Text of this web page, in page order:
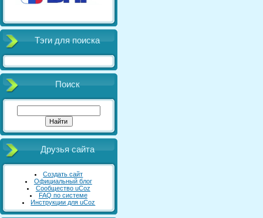
Тэги для поиска
Поиск
Друзья сайта
Создать сайт
Официальный блог
Сообщество uCoz
FAQ по системе
Инструкции для uCoz